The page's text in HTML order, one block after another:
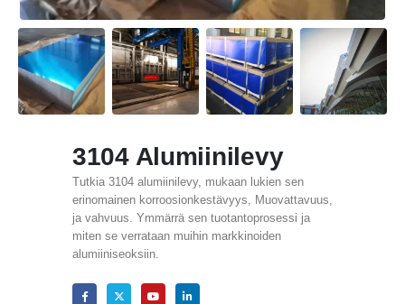
3104 Alumiinilevy
Tutkia 3104 alumiinilevy, mukaan lukien sen
erinomainen korroosionkestävyys, Muovattavuus,
ja vahvuus. Ymmärrä sen tuotantoprosessi ja
miten se verrataan muihin markkinoiden
alumiiniseoksiin.